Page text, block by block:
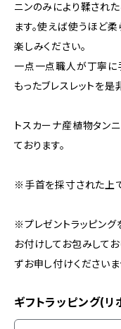
ニンのみにより鞣され
ます。使えば使うほど
楽しみください。
一点一点職人が丁寧に
もったブレスレットを是
トスカーナ産植物タン
ております。
※手首を採寸された上
※プレゼントラッピング
お付けしてお包みして
ずお申し付けくださいま
ギフトラッピング(リ